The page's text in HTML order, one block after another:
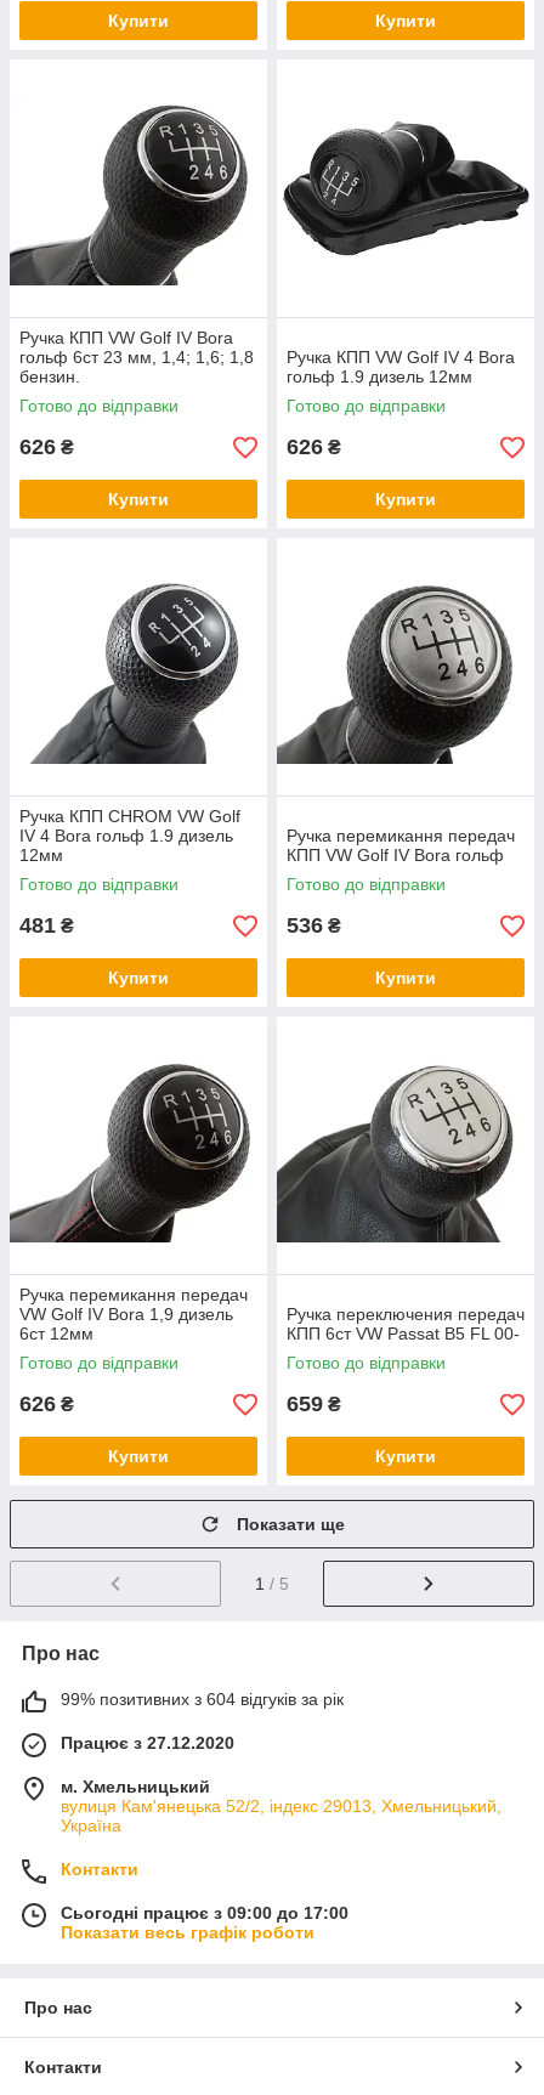
Купити Купити
Ручка КПП VW Golf IV Bora
гольф 6ст 23 мм, 1,4; 1,6; 1,8
бензин.
Готово до відправки
626 ₴
Купити
Ручка КПП VW Golf IV 4 Bora
гольф 1.9 дизель 12мм
Готово до відправки
626 ₴
Купити
Ручка КПП CHROM VW Golf
IV 4 Bora гольф 1.9 дизель
12мм
Готово до відправки
481 ₴
Купити
Ручка перемикання передач
КПП VW Golf IV Bora гольф
Готово до відправки
536 ₴
Купити
Ручка перемикання передач
VW Golf IV Bora 1,9 дизель
6ст 12мм
Готово до відправки
626 ₴
Купити
Ручка переключения передач
КПП 6ст VW Passat B5 FL 00-
Готово до відправки
659 ₴
Купити
Показати ще
1 / 5
Про нас
99% позитивних з 604 відгуків за рік
Працює з 27.12.2020
м. Хмельницький
вулиця Кам'янецька 52/2, індекс 29013, Хмельницький,
Україна
Контакти
Сьогодні працює з 09:00 до 17:00
Показати весь графік роботи
Про нас
Контакти